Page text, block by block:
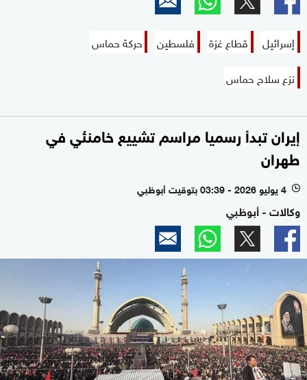
إسرائيل قطاع غزة فلسطين
حركة حماس
نزع سلاح حماس
إيران تبدأ رسميا مراسم تشييع خامنئي في
طهران
l 4 يوليو 2026 - 03:39 بتوقيت أبوظبي
وكالات - أبوظبي